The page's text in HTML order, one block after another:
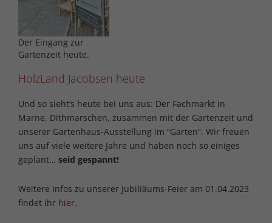
Der Eingang zur
Gartenzeit heute.
HolzLand Jacobsen heute
Und so sieht’s heute bei uns aus: Der Fachmarkt in
Marne, Dithmarschen, zusammen mit der Gartenzeit und
unserer Gartenhaus-Ausstellung im “Garten”. Wir freuen
uns auf viele weitere Jahre und haben noch so einiges
geplant… seid gespannt!
Weitere Infos zu unserer Jubiliäums-Feier am 01.04.2023
findet ihr hier.